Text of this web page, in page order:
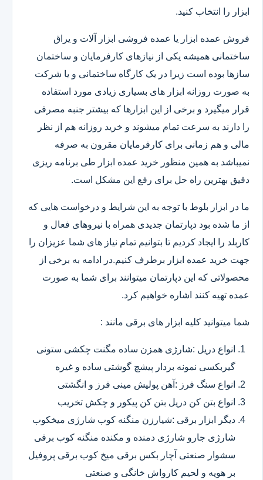
ابزار را انتخاب کنید.
فروش عمده ابزار یا عمده فروشی ابزار آلات و یراق
ساختمانی همیشه یکی از نیازهای کارفرمایان و ساختمان
سازها بوده است زیرا در یک کارگاه ساختمانی و یا شرکت
به صورت روزانه ابزار های بسیاری زیادی مورد استفاده
قرار میگیرد و برخی از این ابزارها که بیشتر جنبه مصرفی
را دارند به سرعت تمام میشوند و خرید روزانه هم از نظر
مالی و هم زمانی برای کارفرمایان مقرون به صرفه
نمیباشد به همین منظور خرید عمده ابزار طی برنامه ریزی
دقیق بهترین راه حل برای رفع این مشکل است.
ما در ابزار بلوط با توجه به این شرایط و درخواست هایی که
از ما شده بود دپارتمان جدیدی همراه با نیروهای فعال و
کاربلد را ایجاد کردیم تا بتوانیم تمام نیاز های شما عزیزان را
جهت خرید عمده ابزار برطرف کنیم.در ادامه به برخی از
محصولاتی که این دپارتمان میتوانند برای شما به صورت
عمده تهیه کنند اشاره خواهیم کرد.
شما میتوانید کلیه ابزار های برقی مانند :
انواع دریل :شارژی همزن ساده مگنت چکشی ستونی
گیربکسی نمونه بردار پیشچ گوشتی ساده و غیره
انواع سنگ فرز :آهن پولیش مینی فرز و انگشتی
انواع بتن کن دریل بتن کن پیکور و چکش تخریب
دیگر ابزار برقی :شیارزن منگنه کوب شارژی میخکوب
شارژی جارو شارژی دمنده و مکنده منگنه کوب برقی
سشوار صنعتی آچار بکس برقی میخ کوب برقی پروفیل
بر هویه و لحیم کارواش خانگی و صنعتی